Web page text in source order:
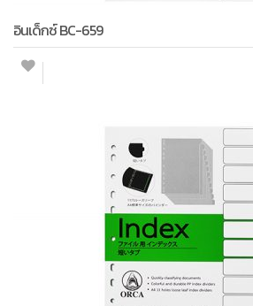
อินเด็กซ์ BC-659